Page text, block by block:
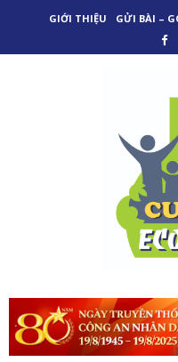
GIỚI THIỆU GỬI BÀI –